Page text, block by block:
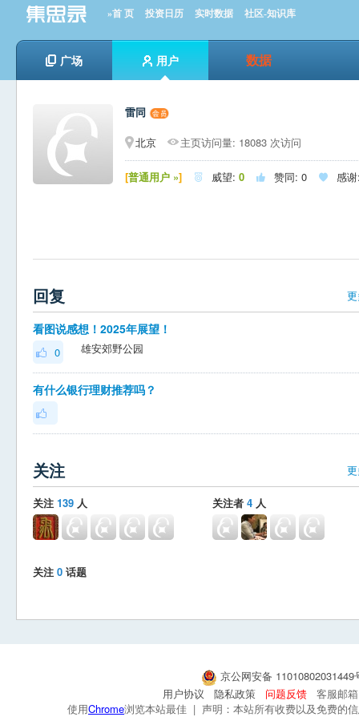
»首 页 投资日历 实时数据 社区-知识库
广场 用户 数据
雷同
北京
主页访问量: 18083 次访问
[普通用户 »]  威望: 0  赞同: 0  感
回复
看图说感想！2025年展望！
0 雄安郊野公园
有什么银行理财推荐吗？
关注
关注 139 人 关注者 4 人
关注 0 话题
京公网安备
用户协议
隐私政策 问题反馈
客服邮
使用Chrome浏览本站最佳 | 声明：本站所有收费以及免费的